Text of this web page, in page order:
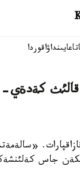
تاعايىنداۋاقوردا
قالئث كةدةي-
قازاقپارات.
جاس